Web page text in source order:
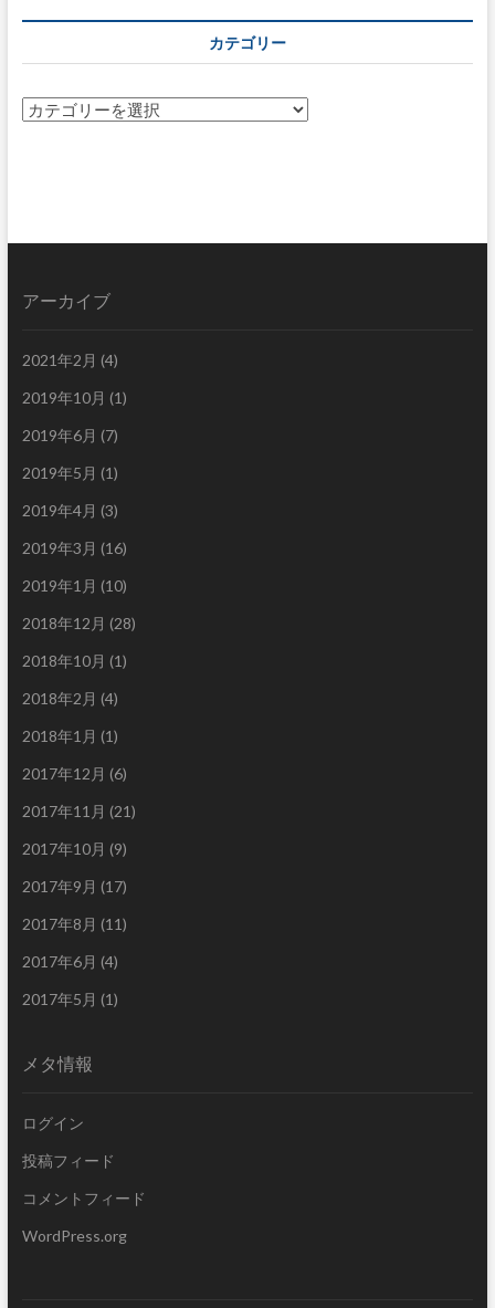
カテゴリー
カ
アーカイブ
2021年2月 (4)
2019年10月 (1)
2019年6月 (7)
2019年5月 (1)
2019年4月 (3)
2019年3月 (16)
2019年1月 (10)
2018年12月 (28)
2018年10月 (1)
2018年2月 (4)
2018年1月 (1)
2017年12月 (6)
2017年11月 (21)
2017年10月 (9)
2017年9月 (17)
2017年8月 (11)
2017年6月 (4)
2017年5月 (1)
メタ情報
ログイン
投稿フィード
コメントフィード
WordPress.org